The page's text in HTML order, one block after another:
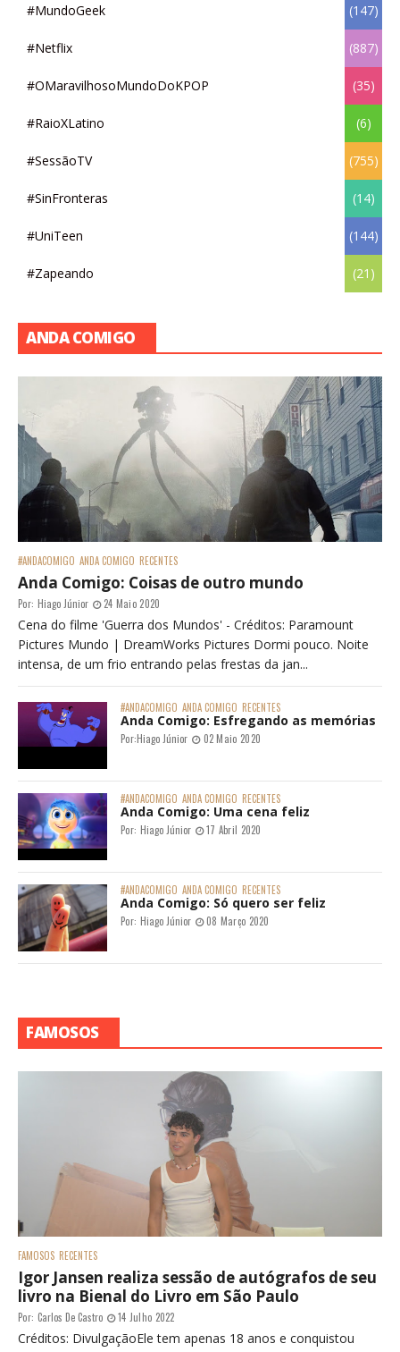
#MundoGeek (147)
#Netflix (887)
#OMaravilhosoMundoDoKPOP (35)
#RaioXLatino (6)
#SessãoTV (755)
#SinFronteras (14)
#UniTeen (144)
#Zapeando (21)
ANDA COMIGO
#ANDACOMIGO ANDA COMIGO RECENTES
Anda Comigo: Coisas de outro mundo
Por: Hiago Júnior 24 Maio 2020
Cena do filme 'Guerra dos Mundos' - Créditos: Paramount
Pictures Mundo | DreamWorks Pictures Dormi pouco. Noite
intensa, de um frio entrando pelas frestas da jan...
#ANDACOMIGO ANDA COMIGO RECENTES
Anda Comigo: Esfregando as memórias
Por:Hiago Júnior 02 Maio 2020
#ANDACOMIGO ANDA COMIGO RECENTES
Anda Comigo: Uma cena feliz
Por: Hiago Júnior 17 Abril 2020
#ANDACOMIGO ANDA COMIGO RECENTES
Anda Comigo: Só quero ser feliz
Por: Hiago Júnior 08 Março 2020
FAMOSOS
FAMOSOS RECENTES
Igor Jansen realiza sessão de autógrafos de seu
livro na Bienal do Livro em São Paulo
Por: Carlos De Castro 14 Julho 2022
Créditos: DivulgaçãoEle tem apenas 18 anos e conquistou